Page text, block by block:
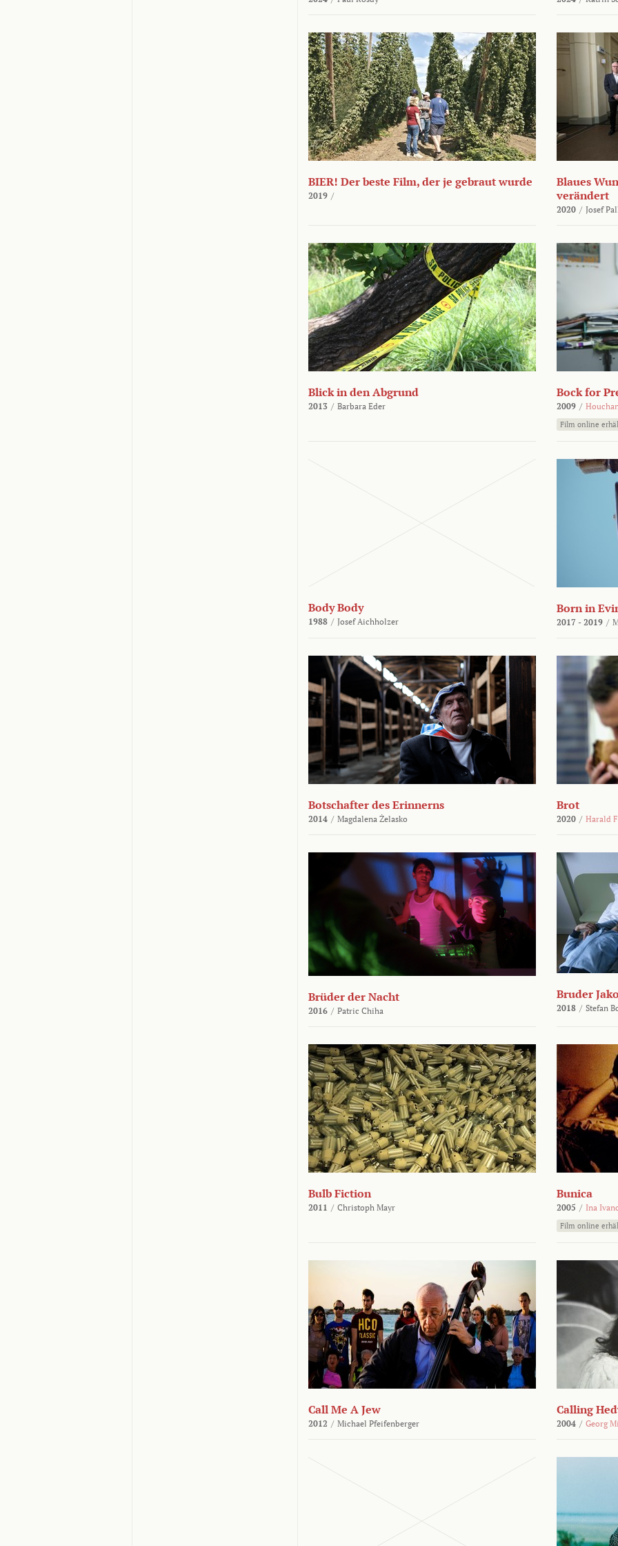
BIER! Der beste Film, der je gebraut wurde
2019 /
Blaues
verändert
2020 / Josef
Blick in den Abgrund
2013 / Barbara Eder
Bock for
2009 /
Film online
Body Body
1988 / Josef Aichholzer
Born in
2017 - 2019 /
Botschafter des Erinnerns
2014 / Magdalena Żelasko
Brot
2020 / Harald
Brüder der Nacht
2016 / Patric Chiha
Bruder
2018 / Stefan
Bulb Fiction
2011 / Christoph Mayr
Bunica
2005 / Ina
Film online
Call Me A Jew
2012 / Michael Pfeifenberger
Calling
2004 / Georg